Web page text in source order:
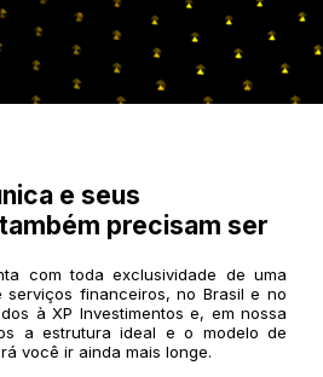
e seus
precisam ser
com toda exclusividade de uma
serviços financeiros, no Brasil e no
à XP Investimentos e, em nossa
a estrutura ideal e o modelo de
você ir ainda mais longe.